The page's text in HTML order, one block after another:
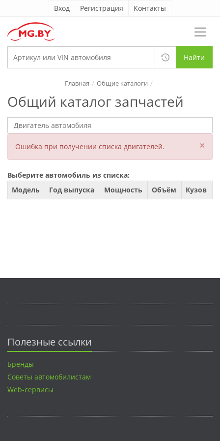
Вход Регистрация Контакты
Найти
Общий каталог запчастей
Главная Общие каталоги
Ошибка при получении списка двигателей. ×
Выберите автомобиль из списка:
Модель
Год выпуска Мощность Объём Кузов
Полезные ссылки
Бренды
Советы автомобилистам
Web-сервисы